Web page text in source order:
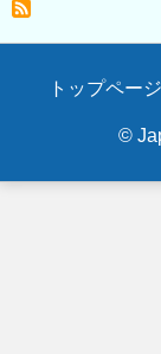
究
発
Secondary
トップページ
©